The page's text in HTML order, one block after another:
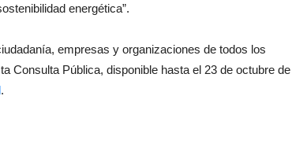
energética”.
empresas y organizaciones de todos los
Consulta Pública, disponible hasta el 23 de octubre de
.